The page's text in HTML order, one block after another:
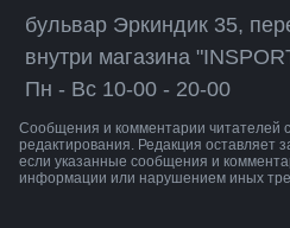
бульвар Эркиндик 35,
внутри магазина
Пн - Вс 10-00 - 20-00
Сообщения и комментарии читателей
редактирования. Редакция оставляет
если указанные сообщения и
информации или нарушением иных